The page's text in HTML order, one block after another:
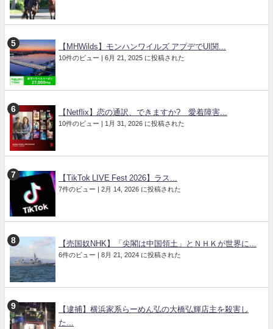
【MHWilds】モンハンワイルズ アプデでUI関...
10件のビュー | 6月 21, 2025 に投稿された
【Netflix】恋の通訳、できますか? 愛着障害...
10件のビュー | 1月 31, 2026 に投稿された
【TikTok LIVE Fest 2026】ラス...
7件のビュー | 2月 14, 2026 に投稿された
【売国奴NHK】「尖閣は中国領土」とＮＨＫが世界に...
6件のビュー | 8月 21, 2024 に投稿された
【逮捕】横浜家系らーめん弘の大橋弘輝店主を殺害し
た...